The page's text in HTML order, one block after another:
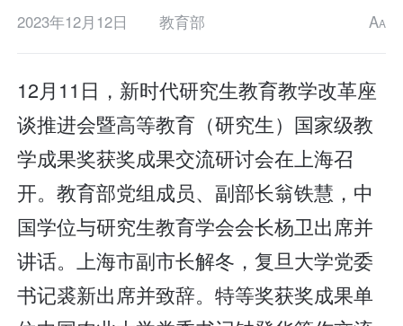
2023年12月12日 教育部 AA
12月11日，新时代研究生教育教学改革座
谈推进会暨高等教育（研究生）国家级教
学成果奖获奖成果交流研讨会在上海召
开。教育部党组成员、副部长翁铁慧，中
国学位与研究生教育学会会长杨卫出席并
讲话。上海市副市长解冬，复旦大学党委
书记裘新出席并致辞。特等奖获奖成果单